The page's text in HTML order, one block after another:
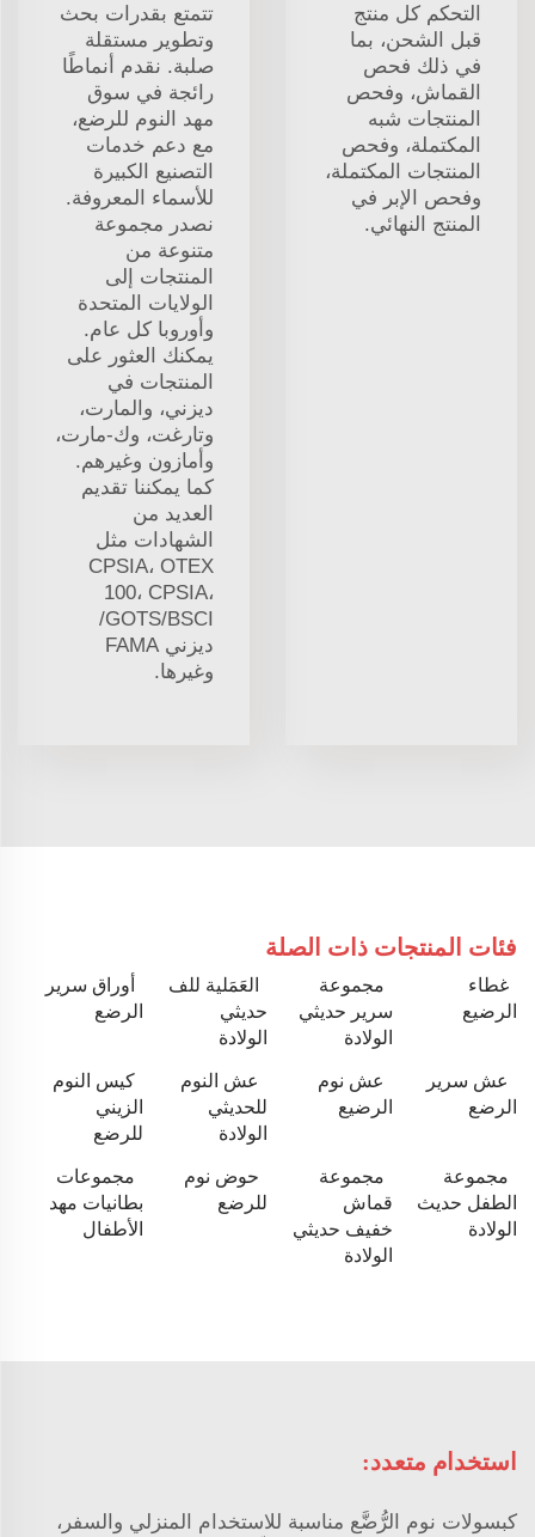
التحكم كل منتج
قبل الشحن، بما
في ذلك فحص
القماش، وفحص
المنتجات شبه
المكتملة، وفحص
المنتجات المكتملة،
وفحص الإبر في
المنتج النهائي.
تتمتع بقدرات بحث
وتطوير مستقلة
صلبة. نقدم أنماطًا
رائجة في سوق
مهد النوم للرضع،
مع دعم خدمات
التصنيع الكبيرة
للأسماء المعروفة.
نصدر مجموعة
متنوعة من
المنتجات إلى
الولايات المتحدة
وأوروبا كل عام.
يمكنك العثور على
المنتجات في
ديزني، والمارت،
وتارغت، وك-مارت،
وأمازون وغيرهم.
كما يمكننا تقديم
العديد من
الشهادات مثل
CPSIA، OTEX
100، CPSIA،
GOTS/BSCI/
ديزني FAMA
وغيرها.
فئات المنتجات ذات الصلة
غطاء
الرضيع
مجموعة
سرير حديثي
الولادة
العَمَلية للف
حديثي
الولادة
أوراق سرير
الرضع
عش سرير
الرضع
عش نوم
الرضيع
عش النوم
للحديثي
الولادة
كيس النوم
الزيني
للرضع
مجموعة
الطفل حديث
الولادة
مجموعة
قماش
خفيف حديثي
الولادة
حوض نوم
للرضع
مجموعات
بطانيات مهد
الأطفال
استخدام متعدد:
كبسولات نوم الرُّضَّع مناسبة للاستخدام المنزلي والسفر،